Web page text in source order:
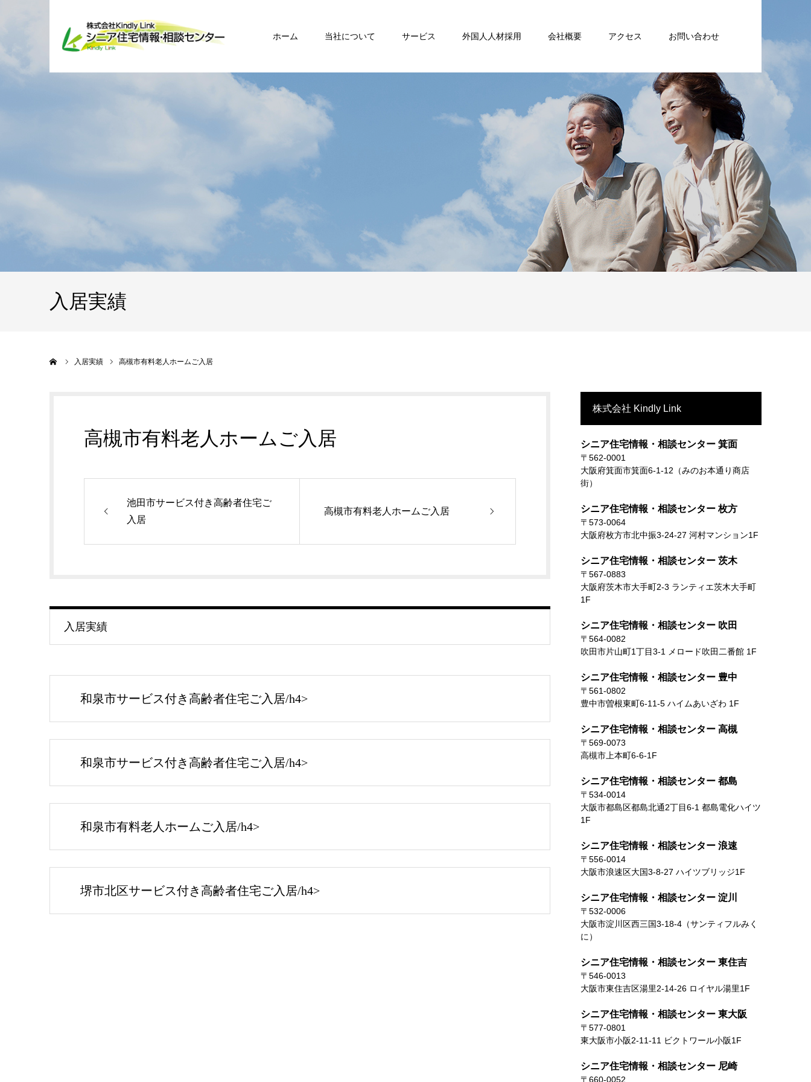
ホーム 当社について サービス 外国人人材採用 会社概要 アクセス お問い合わせ
入居実績
入居実績 高槻市有料老人ホームご入居
高槻市有料老人ホームご入居
池田市サービス付き高齢者住宅ご
入居
高槻市有料老人ホームご入居
入居実績
和泉市サービス付き高齢者住宅ご入居/h4>
和泉市サービス付き高齢者住宅ご入居/h4>
和泉市有料老人ホームご入居/h4>
堺市北区サービス付き高齢者住宅ご入居/h4>
株式会社 Kindly Link
シニア住宅情報・相談センター 箕面
〒562-0001
大阪府箕面市箕面6-1-12（みのお本通り商店
街）
シニア住宅情報・相談センター 枚方
〒573-0064
大阪府枚方市北中振3-24-27 河村マンション1F
シニア住宅情報・相談センター 茨木
〒567-0883
大阪府茨木市大手町2-3 ランティエ茨木大手町
1F
シニア住宅情報・相談センター 吹田
〒564-0082
吹田市片山町1丁目3-1 メロード吹田二番館 1F
シニア住宅情報・相談センター 豊中
〒561-0802
豊中市曽根東町6-11-5 ハイムあいざわ 1F
シニア住宅情報・相談センター 高槻
〒569-0073
高槻市上本町6-6-1F
シニア住宅情報・相談センター 都島
〒534-0014
大阪市都島区都島北通2丁目6-1 都島電化ハイツ
1F
シニア住宅情報・相談センター 浪速
〒556-0014
大阪市浪速区大国3-8-27 ハイツブリッジ1F
シニア住宅情報・相談センター 淀川
〒532-0006
大阪市淀川区西三国3-18-4（サンティフルみく
に）
シニア住宅情報・相談センター 東住吉
〒546-0013
大阪市東住吉区湯里2-14-26 ロイヤル湯里1F
シニア住宅情報・相談センター 東大阪
〒577-0801
東大阪市小阪2-11-11 ビクトワール小阪1F
シニア住宅情報・相談センター 尼崎
〒660-0052